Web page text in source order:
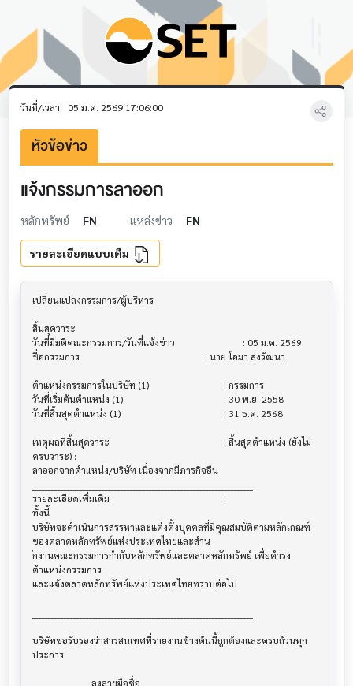
วันที่/เวลา 05 ม.ค. 2569 17:06:00
หัวข้อข่าว
แจ้งกรรมการลาออก
หลักทรัพย์ FN แหล่งข่าว FN
รายละเอียดแบบเต็ม
เปลี่ยนแปลงกรรมการ/ผู้บริหาร
สิ้นสุดวาระ
วันที่มีมติคณะกรรมการ/วันที่แจ้งข่าว          			 : 05 ม.ค. 2569
ชื่อกรรมการ                             			 : นาย โอมา ส่งวัฒนา
ตำแหน่งกรรมการในบริษัท (1)              			 : กรรมการ
วันที่เริ่มต้นตำแหน่ง (1)                   			 : 30 พ.ย. 2558
วันที่สิ้นสุดตำแหน่ง (1)                    			 : 31 ธ.ค. 2568
เหตุผลที่สิ้นสุดวาระ                        			 : สิ้นสุดตำแหน่ง (ยังไม่
ครบวาระ) :
ลาออกจากตำแหน่ง/บริษัท เนื่องจากมีภารกิจอื่น
รายละเอียดเพิ่มเติม                       			 :
ทั้งนี้
บริษัทจะดำเนินการสรรหาและแต่งตั้งบุคคลที่มีคุณสมบัติตามหลักเกณฑ์
ของตลาดหลักทรัพย์แห่งประเทศไทยและสำน
ักงานคณะกรรมการกำกับหลักทรัพย์และตลาดหลักทรัพย์ เพื่อดำรง
ตำแหน่งกรรมการ
และแจ้งตลาดหลักทรัพย์แห่งประเทศไทยทราบต่อไป
บริษัทขอรับรองว่าสารสนเทศที่รายงานข้างต้นนี้ถูกต้องและครบถ้วนทุก
ประการ